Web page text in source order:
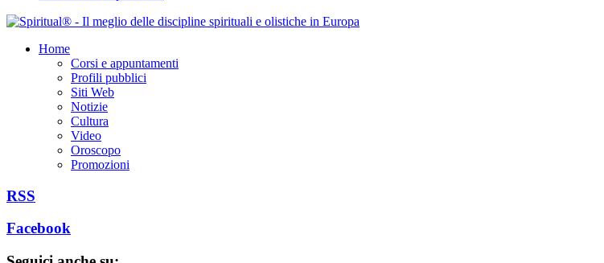
Home
Corsi e appuntamenti
Profili pubblici
Siti Web
Notizie
Cultura
Video
Oroscopo
Promozioni
RSS
Facebook